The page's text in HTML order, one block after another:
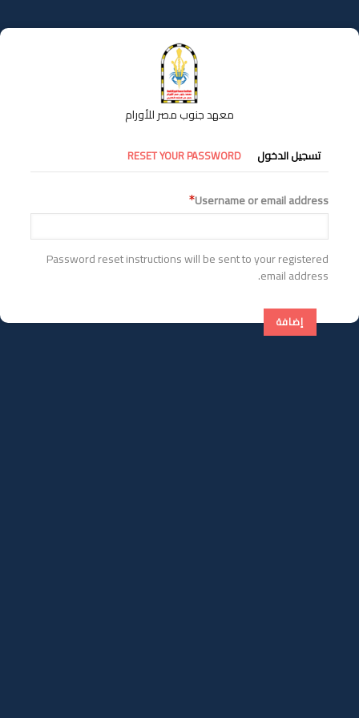
إلى
المحتوى
معهد جنوب مصر للأورام
التبويبات
الأساسية
تسجيل الدخول RESET YOUR PASSWORD
Username or email address
Password reset instructions will be sent to your registered
email address.